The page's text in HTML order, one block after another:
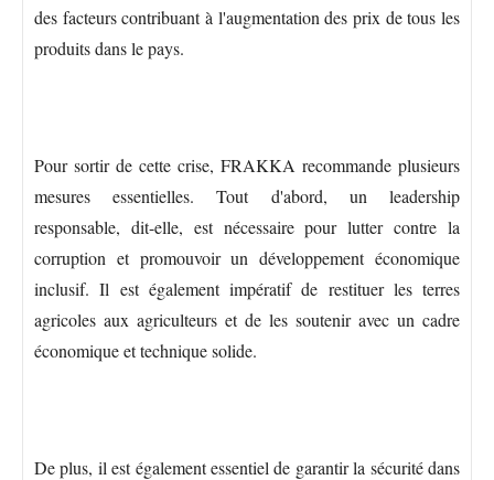
des facteurs contribuant à l'augmentation des prix de tous les
produits dans le pays.
Pour sortir de cette crise, FRAKKA recommande plusieurs
mesures essentielles. Tout d'abord, un leadership
responsable, dit-elle, est nécessaire pour lutter contre la
corruption et promouvoir un développement économique
inclusif. Il est également impératif de restituer les terres
agricoles aux agriculteurs et de les soutenir avec un cadre
économique et technique solide.
De plus, il est également essentiel de garantir la sécurité dans